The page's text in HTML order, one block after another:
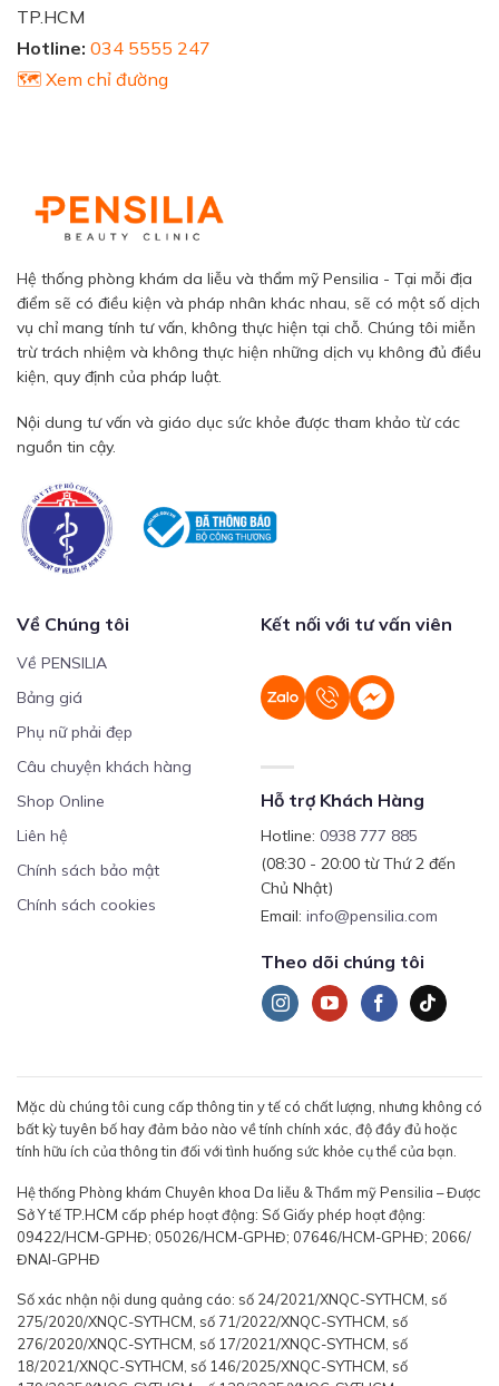
TP.HCM
Hotline: 034 5555 247
🗺️ Xem chỉ đường
Hệ thống phòng khám da liễu và thẩm mỹ Pensilia - Tại mỗi địa
điểm sẽ có điều kiện và pháp nhân khác nhau, sẽ có một số dịch
vụ chỉ mang tính tư vấn, không thực hiện tại chỗ. Chúng tôi miễn
trừ trách nhiệm và không thực hiện những dịch vụ không đủ điều
kiện, quy định của pháp luật.
Nội dung tư vấn và giáo dục sức khỏe được tham khảo từ các
nguồn tin cậy.
Về Chúng tôi
Về PENSILIA
Bảng giá
Phụ nữ phải đẹp
Câu chuyện khách hàng
Shop Online
Liên hệ
Chính sách bảo mật
Chính sách cookies
Kết nối với tư vấn viên
Hỗ trợ Khách Hàng
Hotline: 0938 777 885
(08:30 - 20:00 từ Thứ 2 đến
Chủ Nhật)
Email: info@pensilia.com
Theo dõi chúng tôi
Mặc dù chúng tôi cung cấp thông tin y tế có chất lượng, nhưng không có
bất kỳ tuyên bố hay đảm bảo nào về tính chính xác, độ đầy đủ hoặc
tính hữu ích của thông tin đối với tình huống sức khỏe cụ thể của bạn.
Hệ thống Phòng khám Chuyên khoa Da liễu & Thẩm mỹ Pensilia – Được
Sở Y tế TP.HCM cấp phép hoạt động: Số Giấy phép hoạt động:
09422/HCM-GPHĐ; 05026/HCM-GPHĐ; 07646/HCM-GPHĐ; 2066/
ĐNAI-GPHĐ
Số xác nhận nội dung quảng cáo: số 24/2021/XNQC-SYTHCM, số
275/2020/XNQC-SYTHCM, số 71/2022/XNQC-SYTHCM, số
276/2020/XNQC-SYTHCM, số 17/2021/XNQC-SYTHCM, số
18/2021/XNQC-SYTHCM, số 146/2025/XNQC-SYTHCM, số